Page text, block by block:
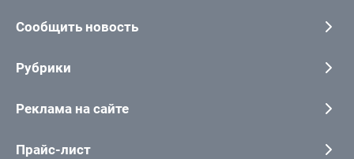
Сообщить новость
Рубрики
Реклама на сайте
Прайс-лист